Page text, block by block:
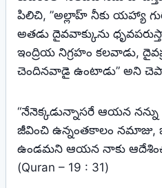
పిలిచి, ”అల్లాహ్‌ నీకు యహ్యా
అతడు దైవవాక్కును
ఇంద్రియ నిగ్రహం కలవాడు,
చెందినవాడై ఉంటాడు” అని
“నేనెక్కడున్నాసరే ఆయన
జీవించి ఉన్నంతకాలం నమాజు,
ఉండమని ఆయన నాకు
(Quran – 19 : 31)